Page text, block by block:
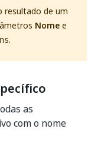
resultado de um
Nomee
.
as
com o nome